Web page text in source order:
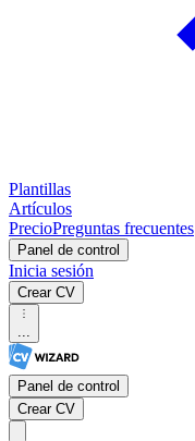
Plantillas
Artículos
PrecioPreguntas frecuentes
Panel de control
Inicia sesión
Crear CV
...
Panel de control
Crear CV